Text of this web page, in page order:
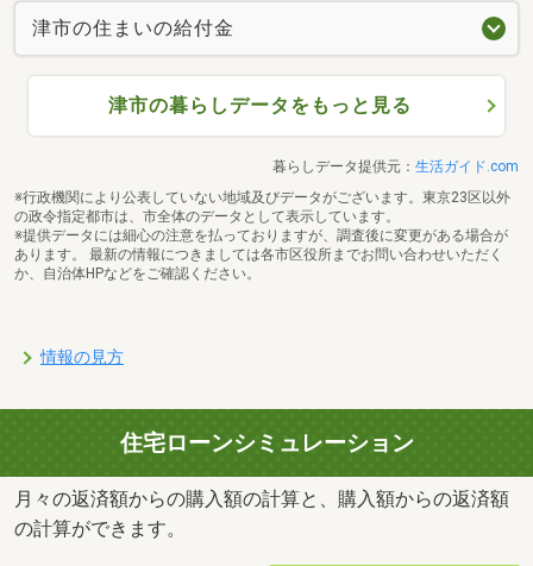
津市の住まいの給付金
津市の暮らしデータをもっと見る
暮らしデータ提供元： 生活ガイド.com
※行政機関により公表していない地域及びデータがございます。東京23区以外
の政令指定都市は、市全体のデータとして表示しています。
※提供データには細心の注意を払っておりますが、調査後に変更がある場合が
あります。 最新の情報につきましては各市区役所までお問い合わせいただく
か、自治体HPなどをご確認ください。
情報の見方
住宅ローンシミュレーション
月々の返済額からの購入額の計算と、購入額からの返済額
の計算ができます。